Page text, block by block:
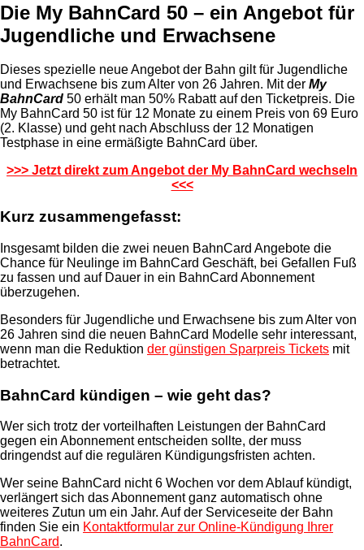
Die My BahnCard 50 – ein Angebot für
Jugendliche und Erwachsene
Dieses spezielle neue Angebot der Bahn gilt für Jugendliche
und Erwachsene bis zum Alter von 26 Jahren. Mit der My
BahnCard 50 erhält man 50% Rabatt auf den Ticketpreis. Die
My BahnCard 50 ist für 12 Monate zu einem Preis von 69 Euro
(2. Klasse) und geht nach Abschluss der 12 Monatigen
Testphase in eine ermäßigte BahnCard über.
>>> Jetzt direkt zum Angebot der My BahnCard wechseln
<<<
Kurz zusammengefasst:
Insgesamt bilden die zwei neuen BahnCard Angebote die
Chance für Neulinge im BahnCard Geschäft, bei Gefallen Fuß
zu fassen und auf Dauer in ein BahnCard Abonnement
überzugehen.
Besonders für Jugendliche und Erwachsene bis zum Alter von
26 Jahren sind die neuen BahnCard Modelle sehr interessant,
wenn man die Reduktion der günstigen Sparpreis Tickets mit
betrachtet.
BahnCard kündigen – wie geht das?
Wer sich trotz der vorteilhaften Leistungen der BahnCard
gegen ein Abonnement entscheiden sollte, der muss
dringendst auf die regulären Kündigungsfristen achten.
Wer seine BahnCard nicht 6 Wochen vor dem Ablauf kündigt,
verlängert sich das Abonnement ganz automatisch ohne
weiteres Zutun um ein Jahr. Auf der Serviceseite der Bahn
finden Sie ein Kontaktformular zur Online-Kündigung Ihrer
BahnCard.